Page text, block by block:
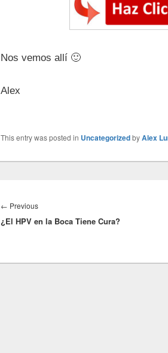
Nos vemos allí 🙂
Alex
This entry was posted in UncategorizedbyAlex
de
entradas
← PreviousPrevious
post:
¿El HPV en la Boca Tiene Cura?